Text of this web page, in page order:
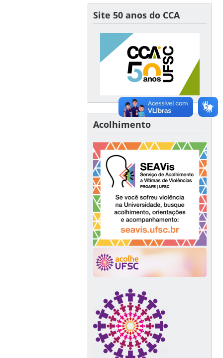
Site 50 anos do CCA
Acolhimento